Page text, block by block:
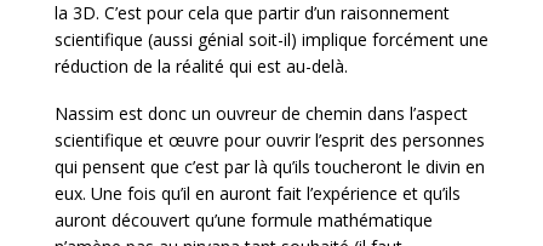
la 3D. C’est pour cela que partir d’un raisonnement
scientifique (aussi génial soit-il) implique forcément une
réduction de la réalité qui est au-delà.
Nassim est donc un ouvreur de chemin dans l’aspect
scientifique et œuvre pour ouvrir l’esprit des personnes
qui pensent que c’est par là qu’ils toucheront le divin en
eux. Une fois qu’il en auront fait l’expérience et qu’ils
auront découvert qu’une formule mathématique